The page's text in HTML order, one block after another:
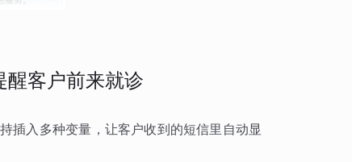
醒客户前来就诊
插入多种变量，让客户收到的短信里自动显